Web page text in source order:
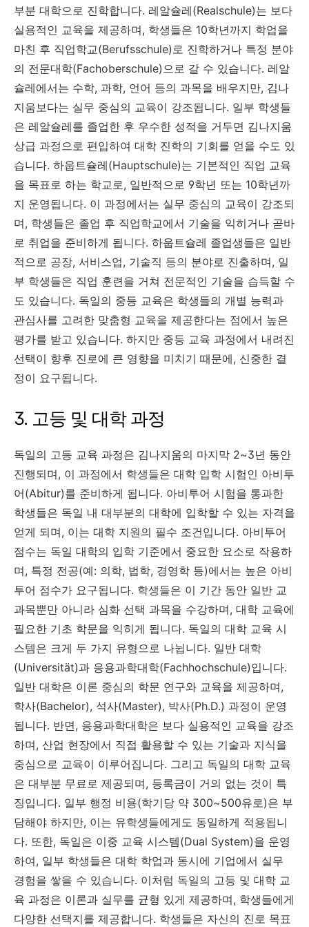
부분 대학으로 진학합니다. 레알슐레(Realschule)는 보다
실용적인 교육을 제공하며, 학생들은 10학년까지 학업을
마친 후 직업학교(Berufsschule)로 진학하거나 특정 분야
의 전문대학(Fachoberschule)으로 갈 수 있습니다. 레알
슐레에서는 수학, 과학, 언어 등의 과목을 배우지만, 김나
지움보다는 실무 중심의 교육이 강조됩니다. 일부 학생들
은 레알슐레를 졸업한 후 우수한 성적을 거두면 김나지움
상급 과정으로 편입하여 대학 진학의 기회를 얻을 수도 있
습니다. 하웁트슐레(Hauptschule)는 기본적인 직업 교육
을 목표로 하는 학교로, 일반적으로 9학년 또는 10학년까
지 운영됩니다. 이 과정에서는 실무 중심의 교육이 강조되
며, 학생들은 졸업 후 직업학교에서 기술을 익히거나 곧바
로 취업을 준비하게 됩니다. 하웁트슐레 졸업생들은 일반
적으로 공장, 서비스업, 기술직 등의 분야로 진출하며, 일
부 학생들은 직업 훈련을 거쳐 전문적인 기술을 습득할 수
도 있습니다. 독일의 중등 교육은 학생들의 개별 능력과
관심사를 고려한 맞춤형 교육을 제공한다는 점에서 높은
평가를 받고 있습니다. 하지만 중등 교육 과정에서 내려진
선택이 향후 진로에 큰 영향을 미치기 때문에, 신중한 결
정이 요구됩니다.
3. 고등 및 대학 과정
독일의 고등 교육 과정은 김나지움의 마지막 2~3년 동안
진행되며, 이 과정에서 학생들은 대학 입학 시험인 아비투
어(Abitur)를 준비하게 됩니다. 아비투어 시험을 통과한
학생들은 독일 내 대부분의 대학에 입학할 수 있는 자격을
얻게 되며, 이는 대학 지원의 필수 조건입니다. 아비투어
점수는 독일 대학의 입학 기준에서 중요한 요소로 작용하
며, 특정 전공(예: 의학, 법학, 경영학 등)에서는 높은 아비
투어 점수가 요구됩니다. 학생들은 이 기간 동안 일반 교
과목뿐만 아니라 심화 선택 과목을 수강하며, 대학 교육에
필요한 기초 학문을 익히게 됩니다. 독일의 대학 교육 시
스템은 크게 두 가지 유형으로 나뉩니다. 일반 대학
(Universität)과 응용과학대학(Fachhochschule)입니다.
일반 대학은 이론 중심의 학문 연구와 교육을 제공하며,
학사(Bachelor), 석사(Master), 박사(Ph.D.) 과정이 운영
됩니다. 반면, 응용과학대학은 보다 실용적인 교육을 강조
하며, 산업 현장에서 직접 활용할 수 있는 기술과 지식을
중심으로 교육이 이루어집니다. 그리고 독일의 대학 교육
은 대부분 무료로 제공되며, 등록금이 거의 없는 것이 특
징입니다. 일부 행정 비용(학기당 약 300~500유로)은 부
담해야 하지만, 이는 유학생들에게도 동일하게 적용됩니
다. 또한, 독일은 이중 교육 시스템(Dual System)을 운영
하여, 일부 학생들은 대학 학업과 동시에 기업에서 실무
경험을 쌓을 수 있습니다. 이처럼 독일의 고등 및 대학 교
육 과정은 이론과 실무를 균형 있게 제공하며, 학생들에게
다양한 선택지를 제공합니다. 학생들은 자신의 진로 목표